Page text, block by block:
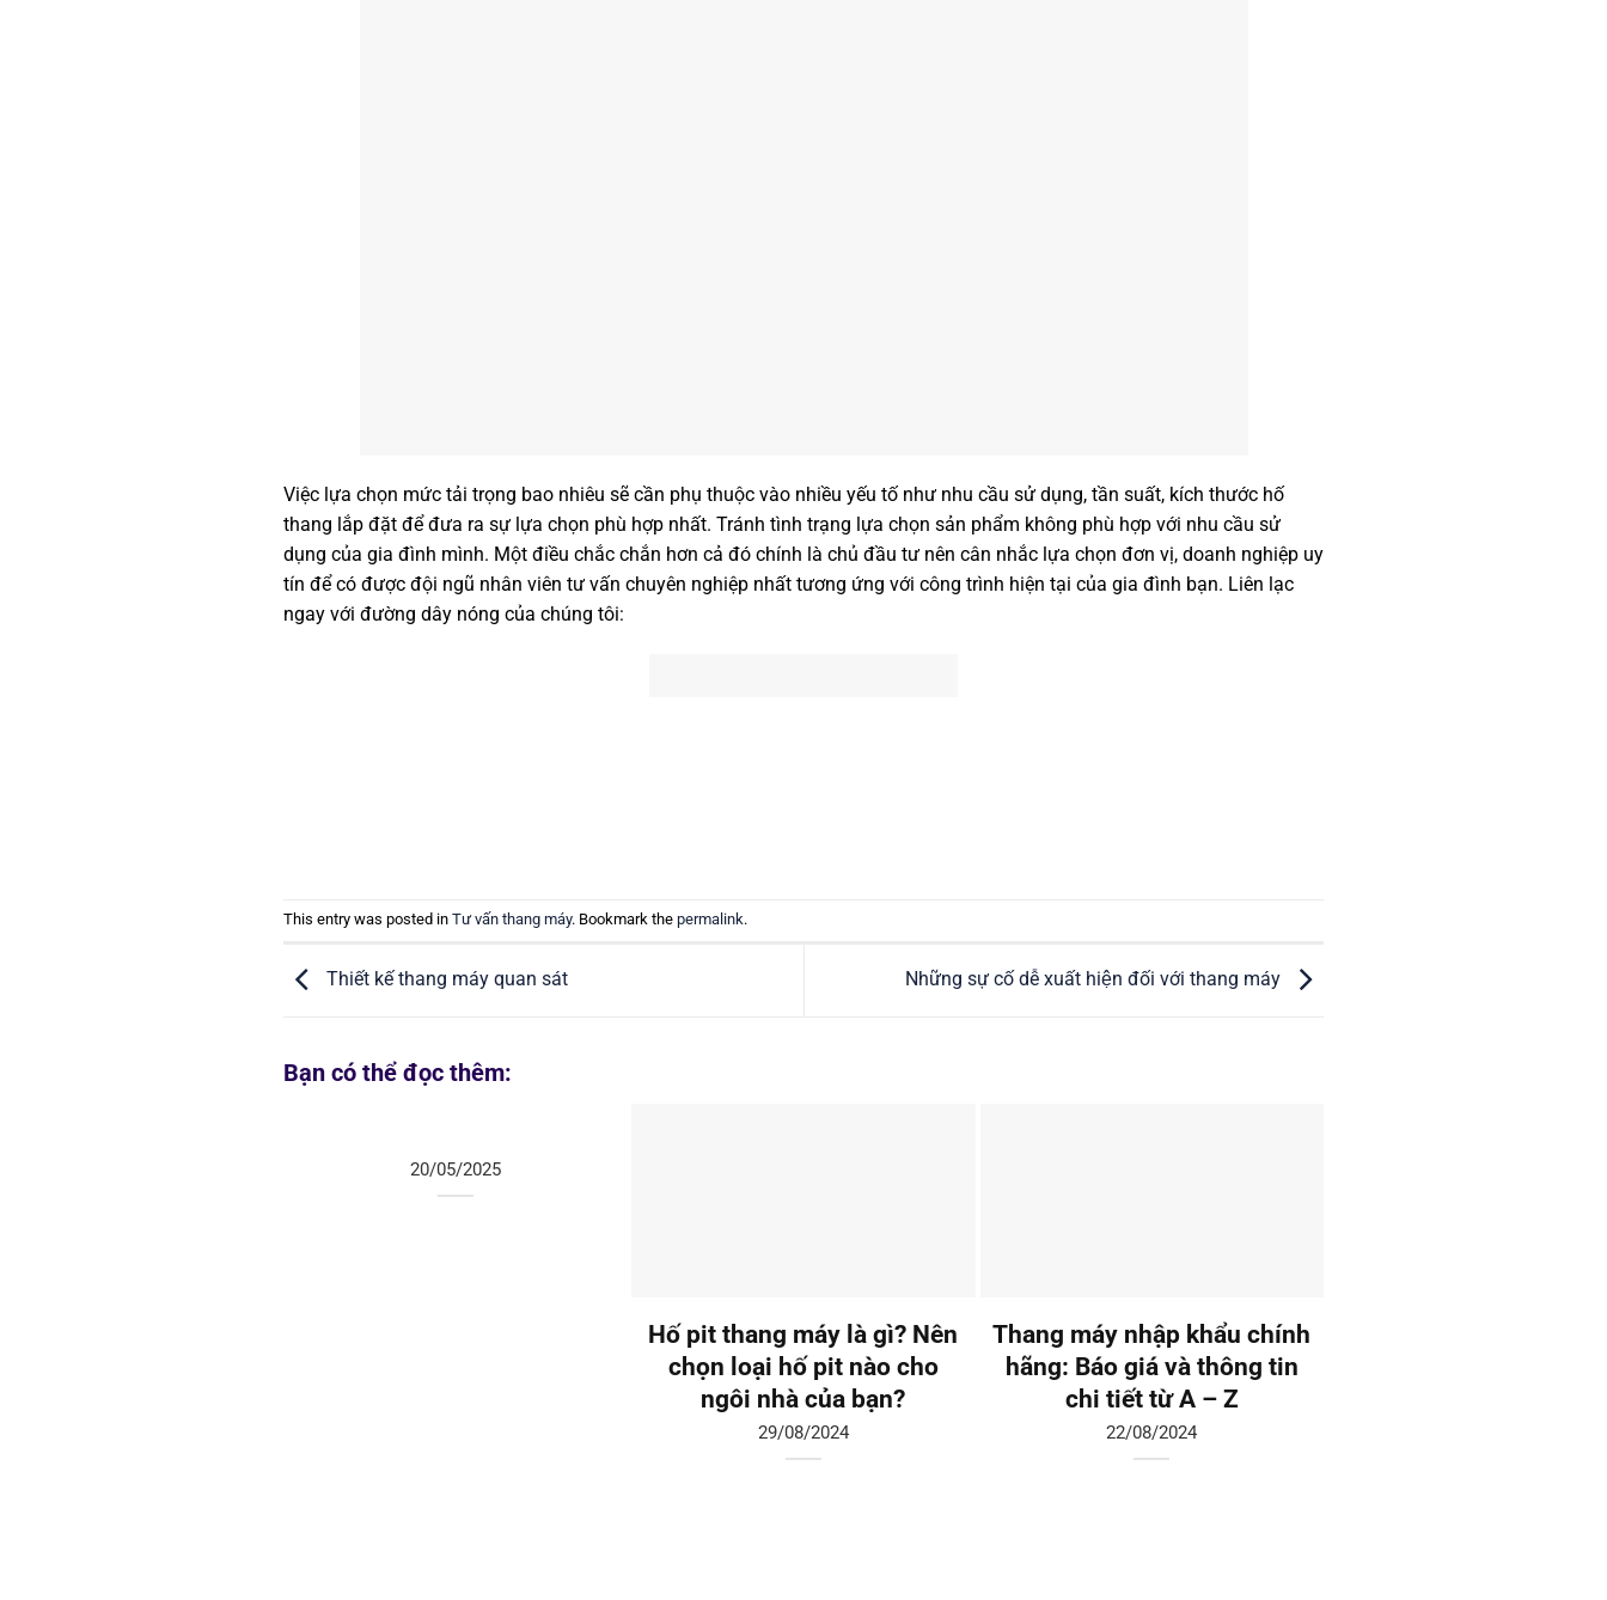
Việc lựa chọn mức tải trọng bao nhiêu sẽ cần phụ thuộc vào nhiều yếu tố như nhu cầu sử dụng, tần suất, kích thước hố
thang lắp đặt để đưa ra sự lựa chọn phù hợp nhất. Tránh tình trạng lựa chọn sản phẩm không phù hợp với nhu cầu sử
dụng của gia đình mình. Một điều chắc chắn hơn cả đó chính là chủ đầu tư nên cân nhắc lựa chọn đơn vị, doanh nghiệp uy
tín để có được đội ngũ nhân viên tư vấn chuyên nghiệp nhất tương ứng với công trình hiện tại của gia đình bạn. Liên lạc
ngay với đường dây nóng của chúng tôi:
This entry was posted in Tư vấn thang máy. Bookmark the permalink.
Thiết kế thang máy quan sát Những sự cố dễ xuất hiện đối với thang máy
Bạn có thể đọc thêm:
20/05/2025
Hố pit thang máy là gì? Nên
chọn loại hố pit nào cho
ngôi nhà của bạn?
29/08/2024
Thang máy nhập khẩu chính
hãng: Báo giá và thông tin
chi tiết từ A – Z
22/08/2024